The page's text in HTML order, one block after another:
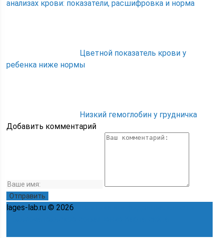
анализах крови: показатели, расшифровка и норма
Цветной показатель крови у
ребенка ниже нормы
Низкий гемоглобин у грудничка
Добавить комментарий
lages-lab.ru © 2026